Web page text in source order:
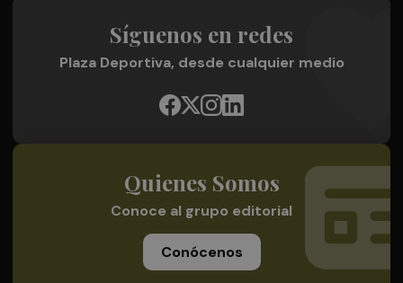
Síguenos en redes
Plaza Deportiva, desde cualquier medio
Quienes Somos
Conoce al grupo editorial
Conócenos